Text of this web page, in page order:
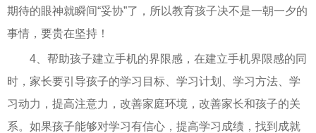
期待的眼神就瞬间“妥协”了，所以教育孩子决不是一朝一夕的
事情，要贵在坚持！
4、帮助孩子建立手机的界限感，在建立手机界限感的同
时，家长要引导孩子的学习目标、学习计划、学习方法、学
习动力，提高注意力，改善家庭环境，改善家长和孩子的关
系。如果孩子能够对学习有信心，提高学习成绩，找到成就